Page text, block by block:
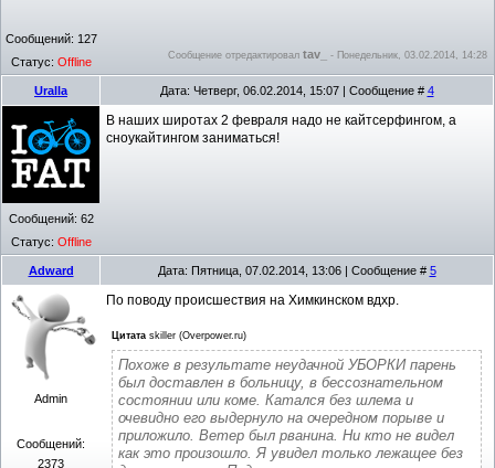
Сообщений: 127
Статус: Offline Сообщение отредактировал tav_ - Понедельник, 03.02.2014, 14:28
Uralla Дата: Четверг, 06.02.2014, 15:07 | Сообщение # 4
Сообщений: 62
Статус: Offline
В наших широтах 2 февраля надо не кайтсерфингом, а
сноукайтингом заниматься!
Adward Дата: Пятница, 07.02.2014, 13:06 | Сообщение # 5
Admin
Сообщений:
2373
По поводу происшествия на Химкинском вдхр.
Цитата skiller (Overpower.ru)
Похоже в результате неудачной УБОРКИ парень
был доставлен в больницу, в бессознательном
состоянии или коме. Катался без шлема и
очевидно его выдернуло на очередном порыве и
приложило. Ветер был рванина. Ни кто не видел
как это произошло. Я увидел только лежащее без